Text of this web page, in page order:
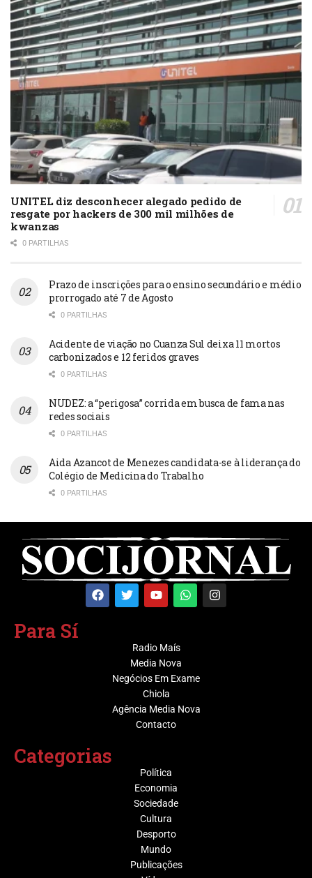
UNITEL diz desconhecer alegado pedido de
resgate por hackers de 300 mil milhões de
kwanzas
0 PARTILHAS
Prazo de inscrições para o ensino secundário e médio
prorrogado até 7 de Agosto
0 PARTILHAS
Acidente de viação no Cuanza Sul deixa 11 mortos
carbonizados e 12 feridos graves
0 PARTILHAS
NUDEZ: a “perigosa” corrida em busca de fama nas
redes sociais
0 PARTILHAS
Aida Azancot de Menezes candidata-se à liderança do
Colégio de Medicina do Trabalho
0 PARTILHAS
Para Sí
Radio Maís
Media Nova
Negócios Em Exame
Chiola
Agência Media Nova
Contacto
Categorias
Política
Economia
Sociedade
Cultura
Desporto
Mundo
Publicações